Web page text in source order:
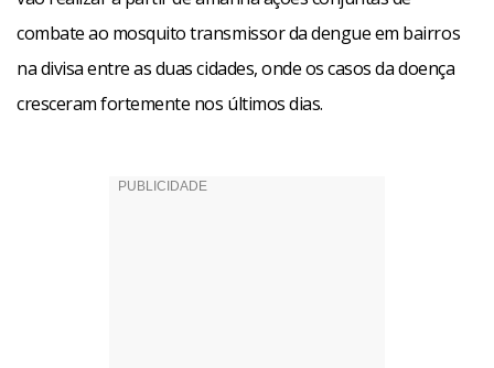
combate ao mosquito transmissor da dengue em bairros
na divisa entre as duas cidades, onde os casos da doença
cresceram fortemente nos últimos dias.